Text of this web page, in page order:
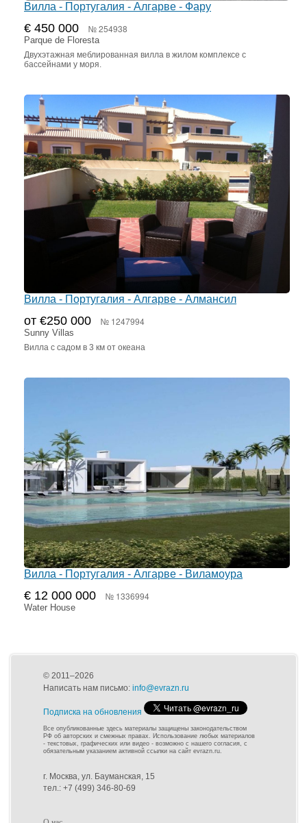
Вилла - Португалия - Алгарве - Фару
€ 450 000 № 254938
Parque de Floresta
Двухэтажная меблированная вилла в жилом комплексе с
бассейнами у моря.
Вилла - Португалия - Алгарве - Алмансил
от €250 000 № 1247994
Sunny Villas
Вилла с садом в 3 км от океана
Вилла - Португалия - Алгарве - Виламоура
€ 12 000 000 № 1336994
Water House
© 2011–2026
Написать нам письмо: info@evrazn.ru
Подписка на обновления
Все опубликованные здесь материалы защищены законодательством
РФ об авторских и смежных правах. Использование любых материалов
- текстовых, графических или видео - возможно с нашего согласия, с
обязательным указанием активной ссылки на сайт evrazn.ru.
г. Москва, ул. Бауманская, 15
тел.: +7 (499) 346-80-69